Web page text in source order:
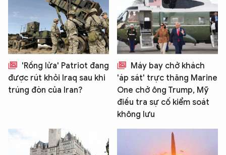
'Rồng lửa' Patriot đang
được rút khỏi Iraq sau khi
trúng đòn của Iran?
Máy bay chở khách
'áp sát' trực thăng Marine
One chở ông Trump, Mỹ
điều tra sự cố kiểm soát
không lưu